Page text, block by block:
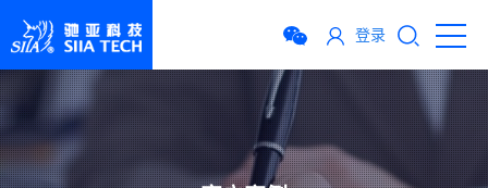
登录
登录